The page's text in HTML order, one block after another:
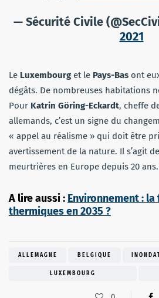
— Sécurité Civile
2021
Le Luxembourget le Pays-Bas ont
dégâts. De nombreuses habitations
Pour Katrin Göring-Eckardt, cheffe
allemands, c’est un signe du
« appel au réalisme » qui doit être
avertissement de la nature. Il s’agit
meurtrières en Europe depuis 20 ans.
A lire aussi : Environnement :
thermiques en 2035 ?
ALLEMAGNE BELGIQUE
LUXEMBOURG